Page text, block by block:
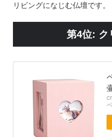
リビングになじむ仏壇です。
第4位: ク